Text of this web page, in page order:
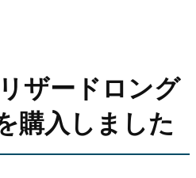
ザードロング
購入しました